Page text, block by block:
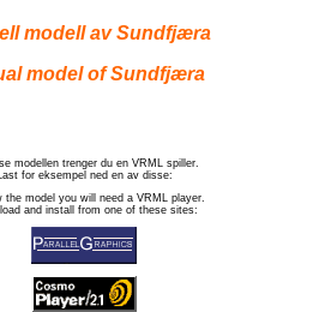
modell av Sundfjæra
model of Sundfjæra
modellen trenger du en VRML spiller.
for eksempel ned en av disse:
the model you will need a VRML player.
and install from one of these sites: